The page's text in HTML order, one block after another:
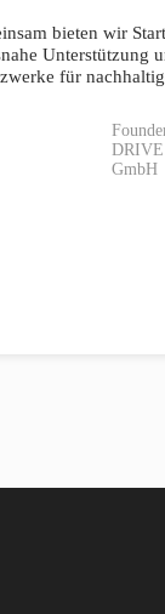
bieten wir
Unterstützung
für
DRIVE
GmbH